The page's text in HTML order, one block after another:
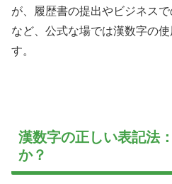
が、履歴書の提出やビジネス
など、公式な場では漢数字の
す。
漢数字の正しい表記法
か？